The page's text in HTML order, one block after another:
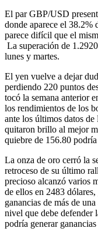
El par GBP/USD
donde aparece el 38.2%
parece difícil que el
La superación de
lunes y martes.
El yen vuelve a dejar
perdiendo 220 puntos
tocó la semana anterior
los rendimientos de los
ante los últimos datos
quitaron brillo al mejor
quiebre de 156.80
La onza de oro cerró la
retroceso de su último
precioso alcanzó varios
de ellos en 2483
ganancias de más de
nivel que debe defender
podría generar